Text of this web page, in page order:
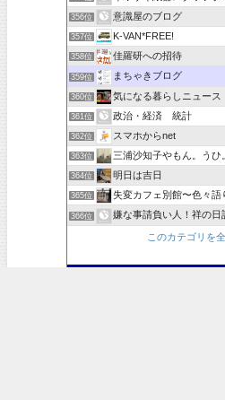
356位 意識屋のブログ
357位 K-VAN*FREE!
358位 佳羅研への招待
359位 まちゃきブログ
360位 気になる暮らしニュース
361位 政治・経済 統計
362位 スマホからnet
363位 三浦沙知子やもん。うひ。
364位 明日は吉日
365位 失変カフェ別館〜色々語
366位 嫌な事請負い人！祥の日
このカテゴリを